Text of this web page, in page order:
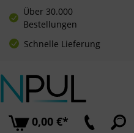
Über 30.000
Bestellungen
Schnelle Lieferung
0,00 €*